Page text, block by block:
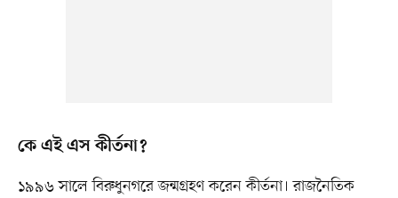
কে এই এস কীর্তনা?
১৯৯৬ সালে বিরুধুনগরে জন্মগ্রহণ করেন কীর্তনা। রাজনৈতিক